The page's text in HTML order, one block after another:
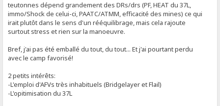
teutonnes dépend grandement des DRs/drs (PF, HEAT du 37L,
immo/Shock de celui-ci, PAATC/ATMM, efficacité des mines) ce qui
irait plutôt dans le sens d'un rééquilibrage, mais cela rajoute
surtout stress et rien sur la manoeuvre.
Bref, j'ai pas été emballé du tout, du tout... Et j'ai pourtant perdu
avec le camp favorisé!
2 petits intérêts:
-L'emploi d'AFVs très inhabituels (Bridgelayer et Flail)
-L'opitimisation du 37L